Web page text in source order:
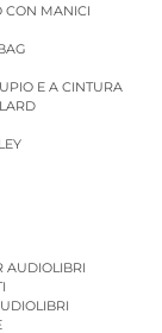
CON MANICI
E A CINTURA
AUDIOLIBRI